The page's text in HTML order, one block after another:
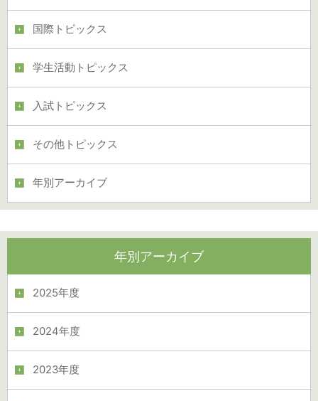
国際トピックス
学生活動トピックス
入試トピックス
その他トピックス
年別アーカイブ
年別アーカイブ
2025年度
2024年度
2023年度